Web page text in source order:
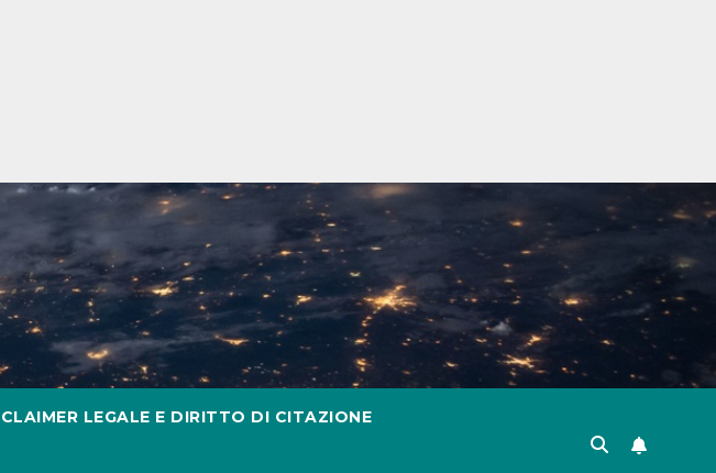
LEGALE E DIRITTO DI CITAZIONE